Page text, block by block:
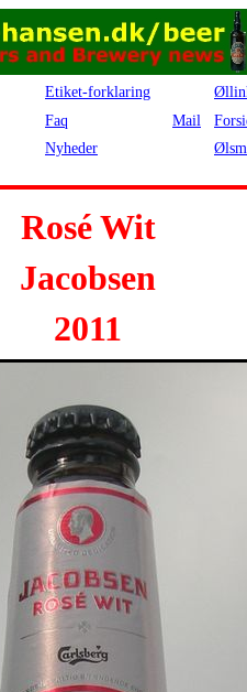
Etiket-forklaring
Faq Mail
Nyheder
Rosé Wit
Jacobsen
2011